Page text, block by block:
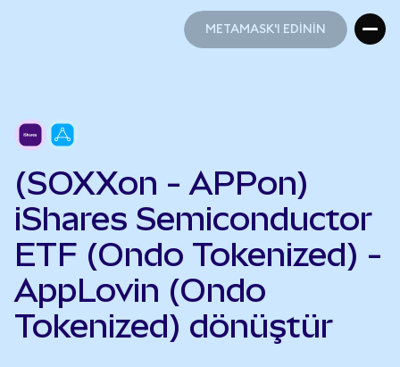
METAMASK'I EDİNİN
(SOXXon - APPon)
iShares Semiconductor
ETF (Ondo Tokenized) -
AppLovin (Ondo
Tokenized) dönüştür